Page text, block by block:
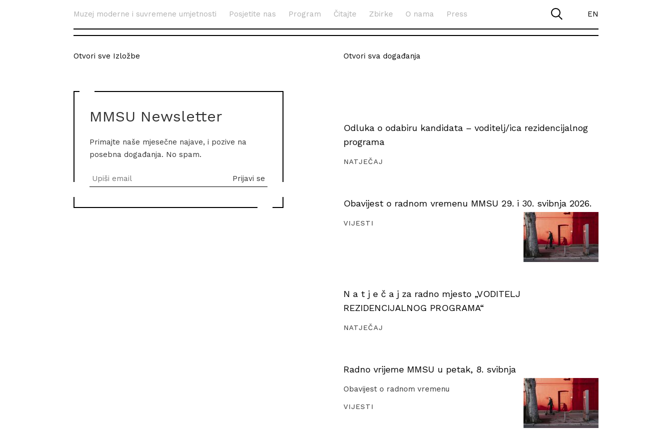
Muzej moderne i suvremene umjetnosti Posjetite nas Program Čitajte Zbirke O nama Press EN
Otvori sve Izložbe
MMSU Newsletter
Primajte naše mjesečne najave, i pozive na
posebna događanja. No spam.
Otvori sva događanja
Odluka o odabiru kandidata – voditelj/ica rezidencijalnog
programa
NATJEČAJ
Obavijest o radnom vremenu MMSU 29. i 30. svibnja 2026.
VIJESTI
N a t j e č a j za radno mjesto „VODITELJ
REZIDENCIJALNOG PROGRAMA“
NATJEČAJ
Radno vrijeme MMSU u petak, 8. svibnja
Obavijest o radnom vremenu
VIJESTI